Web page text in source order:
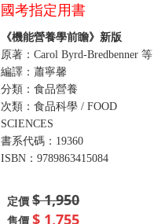
國考指定用書
《機能營養學前瞻》新版
原著：Carol Byrd-Bredbenner 等
編譯：蕭寧馨
分類：食品營養
次類：食品科學 / FOOD
SCIENCES
書系代碼：19360
ISBN：9789863415084
定價 $ 1,950
售價 $ 1,755